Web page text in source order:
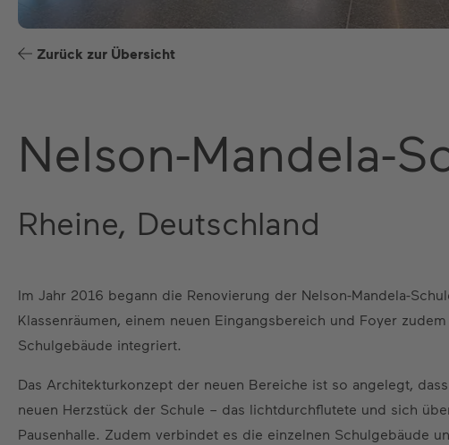
Zurück zur Übersicht
Nelson-Mandela-
Rheine, Deutschland
Im Jahr 2016 begann die Renovierung der Nelson-Mandela-
Klassenräumen, einem neuen Eingangsbereich und Foyer
Schulgebäude integriert.
Das Architekturkonzept der neuen Bereiche ist so angelegt,
neuen Herzstück der Schule – das lichtdurchflutete und sich
Pausenhalle. Zudem verbindet es die einzelnen Schulgebäude